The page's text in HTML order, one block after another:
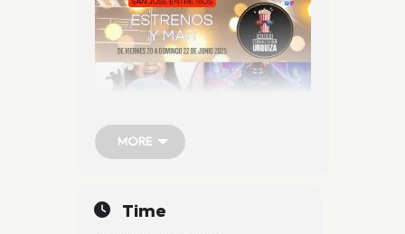
MORE
Time